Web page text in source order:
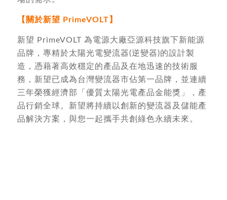
【關於新望 PrimeVOLT】
新望 PrimeVOLT 為電源大廠亞源科技旗下新能源
品牌，專精於太陽光電變流器(逆變器)的設計製
造，憑藉著高效穩定的產品及在地迅速的技術服
務，新望已成為台灣變流器市佔第一品牌，並連續
三年榮獲經濟部「優質太陽光電產品金能獎」，產
品行銷全球。新望將持續以創新的變流器及儲能產
品解決方案，與您一起攜手共創綠色永續未來。